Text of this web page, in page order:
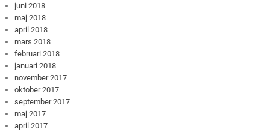
juni 2018
maj 2018
april 2018
mars 2018
februari 2018
januari 2018
november 2017
oktober 2017
september 2017
maj 2017
april 2017